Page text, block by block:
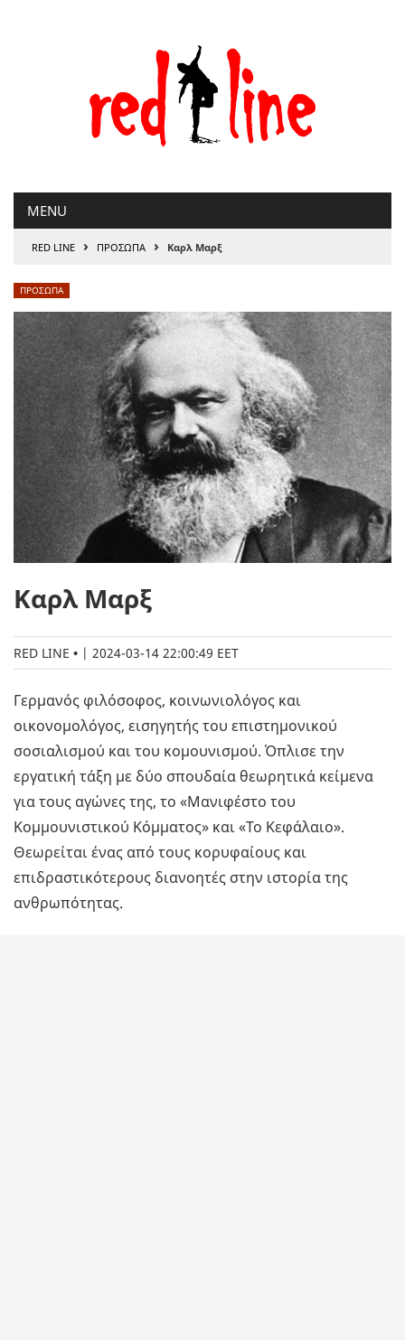
MENU
RED LINE › ΠΡΟΣΩΠΑ › Καρλ Μαρξ
ΠΡΟΣΩΠΑ
Καρλ Μαρξ
RED LINE | 2024-03-14 22:00:49 EET
Γερμανός φιλόσοφος, κοινωνιολόγος και
οικονομολόγος, εισηγητής του επιστημονικού
σοσιαλισμού και του κομουνισμού. Όπλισε την
εργατική τάξη με δύο σπουδαία θεωρητικά κείμενα
για τους αγώνες της, το «Μανιφέστο του
Κομμουνιστικού Κόμματος» και «Το Κεφάλαιο».
Θεωρείται ένας από τους κορυφαίους και
επιδραστικότερους διανοητές στην ιστορία της
ανθρωπότητας.